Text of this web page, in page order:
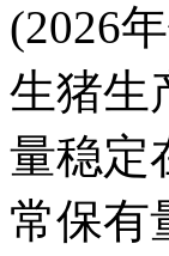
(2026
生猪生
量稳定
常保有